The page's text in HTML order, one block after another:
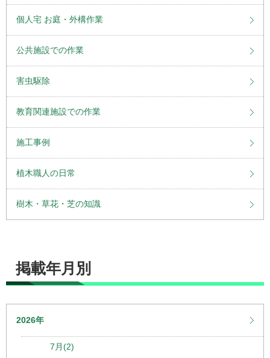
個人宅 お庭・外構作業
公共施設での作業
害虫駆除
教育関連施設での作業
施工事例
植木職人の日常
樹木・草花・芝の知識
掲載年月別
2026年
7月(2)